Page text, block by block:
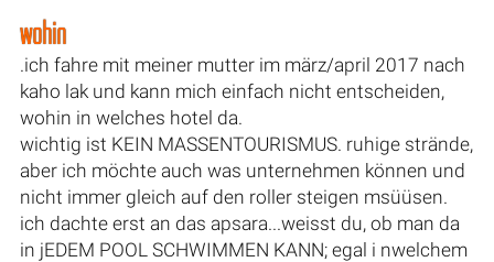
wohin
.ich fahre mit meiner mutter im märz/april 2017 nach
kaho lak und kann mich einfach nicht entscheiden,
wohin in welches hotel da.
wichtig ist KEIN MASSENTOURISMUS. ruhige strände,
aber ich möchte auch was unternehmen können und
nicht immer gleich auf den roller steigen msüüsen.
ich dachte erst an das apsara...weisst du, ob man da
in jEDEM POOL SCHWIMMEN KANN; egal i nwelchem